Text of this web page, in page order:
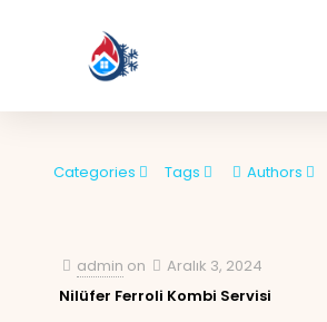
Categories Tags Authors
admin on
Aralık 3, 2024
Nilüfer Ferroli Kombi Servisi